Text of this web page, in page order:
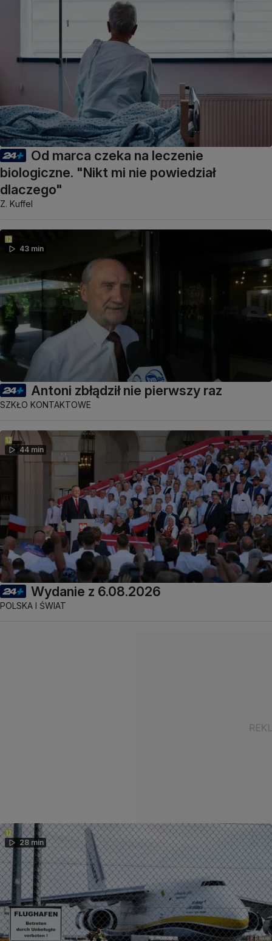
Od marca czeka na leczenie
biologiczne. "Nikt mi nie powiedział
dlaczego"
Z. Kuffel
43 min
Antoni zbłądził nie pierwszy raz
SZKŁO KONTAKTOWE
44 min
Wydanie z 6.08.2026
POLSKA I ŚWIAT
28 min